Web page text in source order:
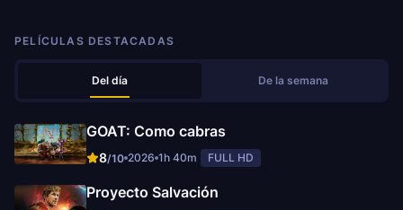
PELÍCULAS DESTACADAS
Del día De la semana
GOAT: Como cabras
8/10 2026 1h 40m FULL HD
Proyecto Salvación